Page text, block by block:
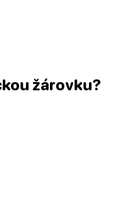
žárovku?